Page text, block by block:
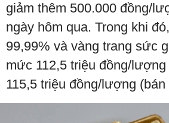
giảm thêm 500.000 đồng/
ngày hôm qua. Trong khi
99,99% và vàng trang sức
mức 112,5 triệu đồng/
115,5 triệu đồng/lượng (bán